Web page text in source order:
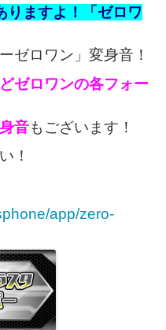
りますよ！「ゼロワ
ゼロワン」変身音！
ゼロワンの各フォー
音もございます！
！
app/zero-